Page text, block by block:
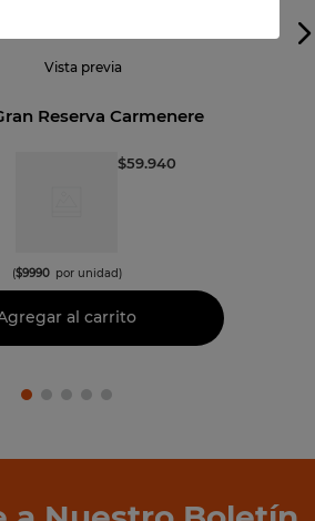
Vista previa
Reserva Carmenere
$59.940
($9990 por unidad)
al carrito